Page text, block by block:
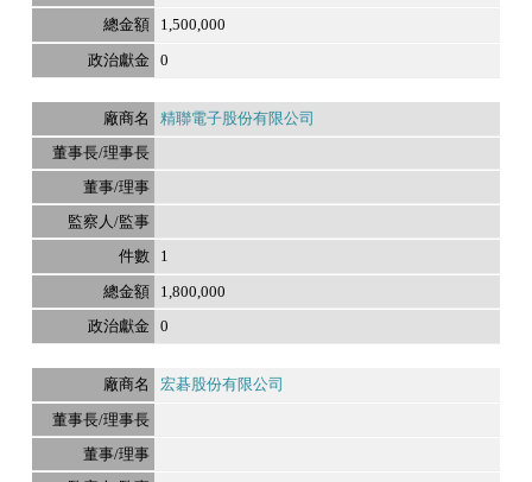
1,500,000
0
精聯電子股份有限公司
1
1,800,000
0
宏碁股份有限公司